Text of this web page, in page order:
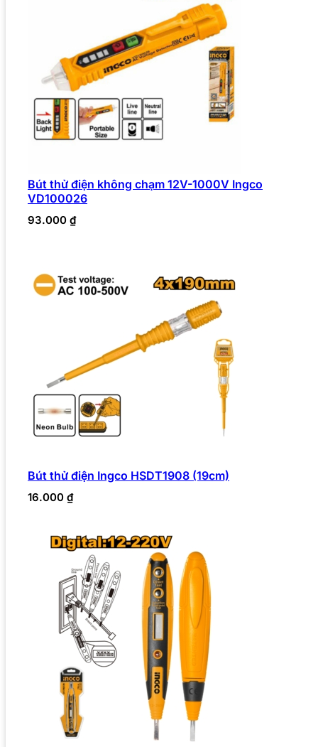
Bút thử điện không chạm 12V-1000V Ingco
VD100026
93.000 ₫
Bút thử điện Ingco HSDT1908 (19cm)
16.000 ₫